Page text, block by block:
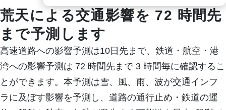
農
業
気
象
学
校
気
象
イベ
ント
スポ
ーツ
気象
路
象
鉄
道
象
気候
テッ
ク
放送
沿
岸
エ
ラ
ヘリ
タ
ドロ
荒天による交通影響を 72 時間先
まで予測します
高速道路への影響予測は10日先まで、鉄道・航空・港
湾への影響予測は 72 時間先まで 3 時間毎に確認するこ
とができます。本予測は雪、風、雨、波が交通インフ
ラに及ぼす影響を予測し、道路の通行止め・鉄道の運